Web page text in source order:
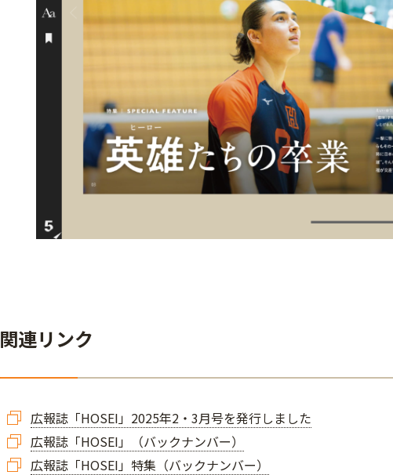
関連リンク
広報誌「HOSEI」2025年2・3月号を発行しました
広報誌「HOSEI」（バックナンバー）
広報誌「HOSEI」特集（バックナンバー）